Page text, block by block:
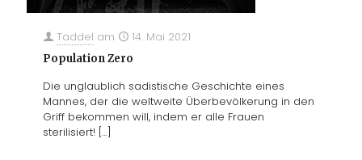
Taddel am 14. Mai 2021
Population Zero
Die unglaublich sadistische Geschichte eines
Mannes, der die weltweite Überbevölkerung in den
Griff bekommen will, indem er alle Frauen
sterilisiert! […]